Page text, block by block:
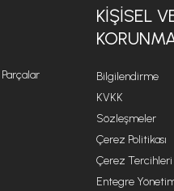
KIŞISEL
Bilgilendirme
KVKK
Sözleşmeler
Çerez Politikası
Çerez Tercihleri
Entegre